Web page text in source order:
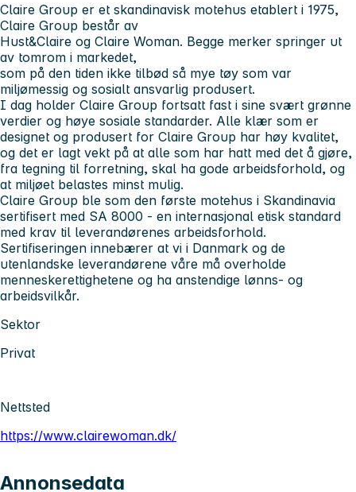
Claire Group er et skandinavisk motehus etablert i 1975,
Claire Group består av
Hust&Claire og Claire Woman. Begge merker springer ut
av tomrom i markedet,
som på den tiden ikke tilbød så mye tøy som var
miljømessig og sosialt ansvarlig produsert.
I dag holder Claire Group fortsatt fast i sine svært grønne
verdier og høye sosiale standarder. Alle klær som er
designet og produsert for Claire Group har høy kvalitet,
og det er lagt vekt på at alle som har hatt med det å gjøre,
fra tegning til forretning, skal ha gode arbeidsforhold, og
at miljøet belastes minst mulig.
Claire Group ble som den første motehus i Skandinavia
sertifisert med SA 8000 - en internasjonal etisk standard
med krav til leverandørenes arbeidsforhold.
Sertifiseringen innebærer at vi i Danmark og de
utenlandske leverandørene våre må overholde
menneskerettighetene og ha anstendige lønns- og
arbeidsvilkår.
Sektor
Privat
Nettsted
https://www.clairewoman.dk/
Annonsedata